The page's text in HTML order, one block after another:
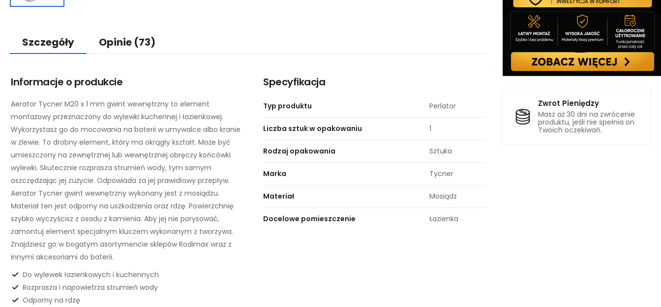
Zwrot Pieniędzy
Masz aż 30 dni na zwrócenie
produktu, jeśli nie spełnia on
Twoich oczekiwań.
Szczegóły Opinie (73)
Informacje o produkcie
Aerator Tycner M20 x 1 mm gwint wewnętrzny to element
montażowy przeznaczony do wylewki kuchennej i łazienkowej.
Wykorzystasz go do mocowania na baterii w umywalce albo kranie
w zlewie. To drobny element, który ma okrągły kształt. Może być
umieszczony na zewnętrznej lub wewnętrznej obręczy końcówki
wylewki. Skutecznie rozprasza strumień wody, tym samym
oszczędzając jej zużycie. Odpowiada za jej prawidłowy przepływ.
Aerator Tycner gwint wewnętrzny wykonany jest z mosiądzu.
Materiał ten jest odporny na uszkodzenia oraz rdzę. Powierzchnię
szybko wyczyścisz z osadu z kamienia. Aby jej nie porysować,
zamontuj element specjalnym kluczem wykonanym z tworzywa.
Znajdziesz go w bogatym asortymencie sklepów Rodimax wraz z
innymi akcesoriami do baterii.
Do wylewek łazienkowych i kuchennych
Rozprasza i napowietrza strumień wody
Odporny na rdzę
Specyfikacja
Typ produktu Perlator
Liczba sztuk w opakowaniu 1
Rodzaj opakowania Sztuka
Marka Tycner
Materiał Mosiądz
Docelowe pomieszczenie Łazienka